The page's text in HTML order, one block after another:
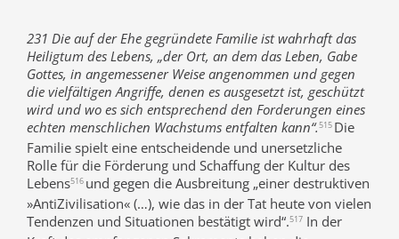
231 Die auf der Ehe gegründete Familie ist wahrhaft das
Heiligtum des Lebens, „der Ort, an dem das Leben, Gabe
Gottes, in angemessener Weise angenommen und gegen
die vielfältigen Angriffe, denen es ausgesetzt ist, geschützt
wird und wo es sich entsprechend den Forderungen eines
echten menschlichen Wachstums entfalten kann“.515 Die
Familie spielt eine entscheidende und unersetzliche
Rolle für die Förderung und Schaffung der Kultur des
Lebens516 und gegen die Ausbreitung „einer destruktiven
»AntiZivilisation« (…), wie das in der Tat heute von vielen
Tendenzen und Situationen bestätigt wird“.517 In der